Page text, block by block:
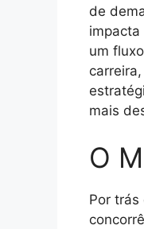
de
um
mais
O
Por